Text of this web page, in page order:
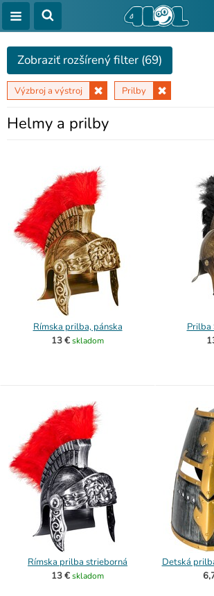
Zobraziť rozšírený filter (69)
Výzbroj a výstroj Prilby
Helmy a prilby
Rímska prilba, pánska
13 €skladom
Prilba
Rímska prilba strieborná
13 €skladom
Detská